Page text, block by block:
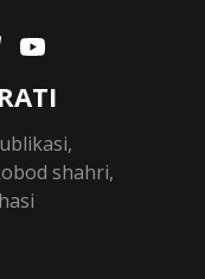
shahri,